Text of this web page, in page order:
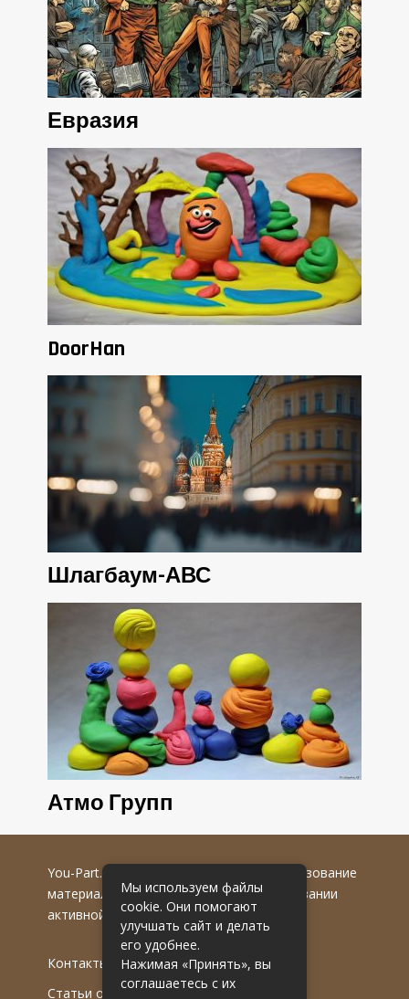
Евразия
DoorHan
Шлагбаум-АВС
Атмо Групп
You-Part.ru
© 2016-2022 гг. Любое использование
материалов допускается только при указании
активной гиперссылки на первоисточник.
Контакты
Статьи от эксперта
Мы используем файлы
cookie. Они помогают
улучшать сайт и делать
его удобнее.
Нажимая «Принять», вы
соглашаетесь с их